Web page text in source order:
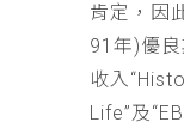
肯定，因
91年)優
收入
Life”及